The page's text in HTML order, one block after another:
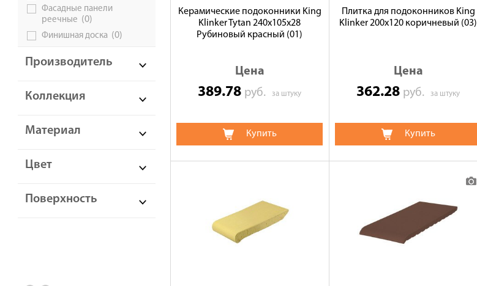
Фасадные панели
реечные (0)
Финишная доска (0)
Производитель
Коллекция
Материал
Цвет
Поверхность
Керамические подоконники King
Klinker Tytan 240x105x28
Рубиновый красный (01)
Цена
389.78 руб.за штуку
Купить
Плитка для подоконников King
Klinker 200х120 коричневый (03)
Цена
362.28 руб.за штуку
Купить